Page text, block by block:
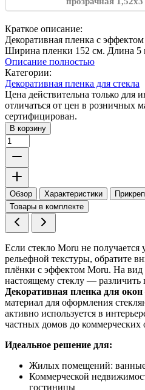
Краткое описание:
Декоративная пленка с
Ширина пленки 152 см. Длина 5
Описание полностью
Категории:
Декоративная пленка для стекла
Цена действительна только для
отличаться от цен в розничных
сертифицирован.
В корзину
Обзор Характеристики
Товары в комплекте
Если стекло Moru не получается
рельефной текстуры, обратите
плёнки с эффектом Moru. На
настоящему стеклу — различить
Декоративная пленка для окон
материал для оформления
активно используется в
частных домов до коммерческих
Идеальное решение для:
Жилых помещений:
Коммерческой
гостиницы